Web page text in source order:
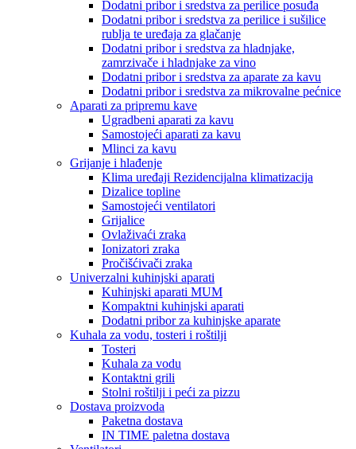
Dodatni pribor i sredstva za perilice posuđa
Dodatni pribor i sredstva za perilice i sušilice
rublja te uređaja za glačanje
Dodatni pribor i sredstva za hladnjake,
zamrzivače i hladnjake za vino
Dodatni pribor i sredstva za aparate za kavu
Dodatni pribor i sredstva za mikrovalne pećnice
Aparati za pripremu kave
Ugradbeni aparati za kavu
Samostojeći aparati za kavu
Mlinci za kavu
Grijanje i hlađenje
Klima uređaji Rezidencijalna klimatizacija
Dizalice topline
Samostojeći ventilatori
Grijalice
Ovlaživaći zraka
Ionizatori zraka
Pročišćivači zraka
Univerzalni kuhinjski aparati
Kuhinjski aparati MUM
Kompaktni kuhinjski aparati
Dodatni pribor za kuhinjske aparate
Kuhala za vodu, tosteri i roštilji
Tosteri
Kuhala za vodu
Kontaktni grili
Stolni roštilji i peći za pizzu
Dostava proizvoda
Paketna dostava
IN TIME paletna dostava